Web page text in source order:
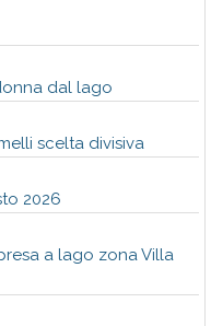
dal lago
scelta divisiva
2026
a lago zona Villa